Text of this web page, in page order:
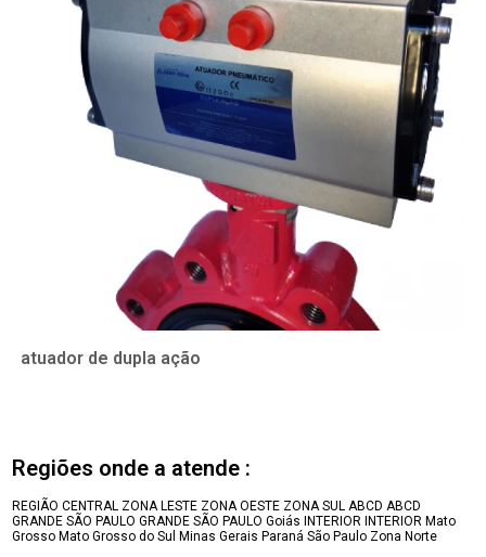
atuador de dupla ação
Regiões onde a atende :
REGIÃO CENTRAL ZONA LESTE ZONA OESTE ZONA SUL ABCD ABCD
GRANDE SÃO PAULO GRANDE SÃO PAULO Goiás INTERIOR INTERIOR Mato
Grosso Mato Grosso do Sul Minas Gerais Paraná São Paulo Zona Norte